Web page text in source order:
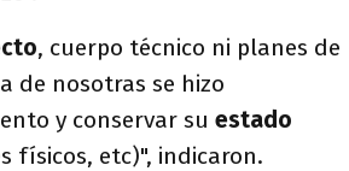
, cuerpo técnico ni planes de
de nosotras se hizo
y conservar su estado
físicos, etc)", indicaron.